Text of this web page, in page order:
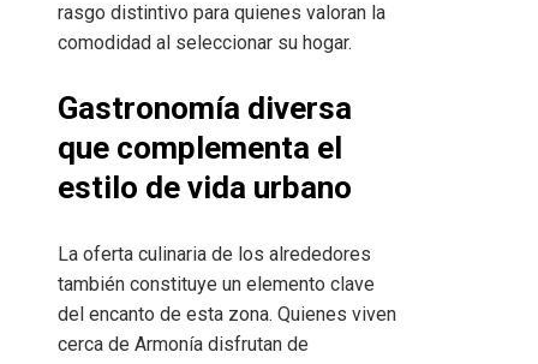
rasgo distintivo para quienes valoran la
comodidad al seleccionar su hogar.
Gastronomía diversa
que complementa el
estilo de vida urbano
La oferta culinaria de los alrededores
también constituye un elemento clave
del encanto de esta zona. Quienes viven
cerca de Armonía disfrutan de